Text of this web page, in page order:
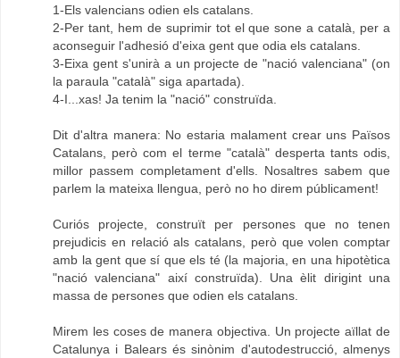
1-Els valencians odien els catalans.
2-Per tant, hem de suprimir tot el que sone a català, per a
aconseguir l'adhesió d'eixa gent que odia els catalans.
3-Eixa gent s'unirà a un projecte de "nació valenciana" (on
la paraula "català" siga apartada).
4-I...xas! Ja tenim la "nació" construïda.
Dit d'altra manera: No estaria malament crear uns Països
Catalans, però com el terme "català" desperta tants odis,
millor passem completament d'ells. Nosaltres sabem que
parlem la mateixa llengua, però no ho direm públicament!
Curiós projecte, construït per persones que no tenen
prejudicis en relació als catalans, però que volen comptar
amb la gent que sí que els té (la majoria, en una hipotètica
"nació valenciana" així construïda). Una èlit dirigint una
massa de persones que odien els catalans.
Mirem les coses de manera objectiva. Un projecte aïllat de
Catalunya i Balears és sinònim d'autodestrucció, almenys